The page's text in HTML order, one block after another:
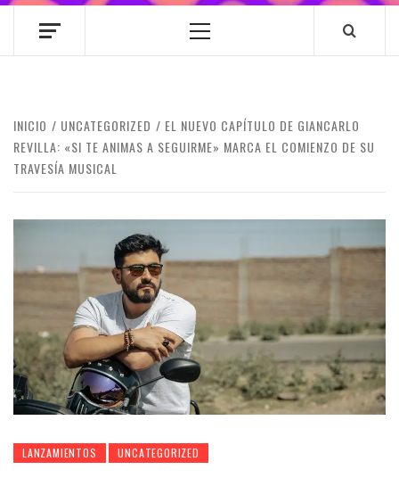
Menú
INICIO UNCATEGORIZED
EL NUEVO CAPÍTULO DE GIANCARLO
REVILLA: «SI TE ANIMAS A SEGUIRME» MARCA EL COMIENZO DE SU
TRAVESÍA MUSICAL
LANZAMIENTOS UNCATEGORIZED